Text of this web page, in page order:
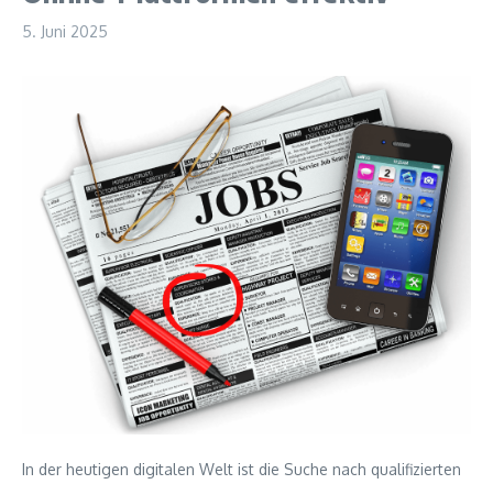
5. Juni 2025
In der heutigen digitalen Welt ist die Suche nach qualifizierten